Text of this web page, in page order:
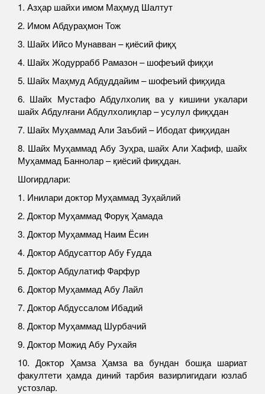
1. Азҳар шайхи имом Маҳмуд Шалтут
2. Имом Абдураҳмон Тож
3. Шайх Ийсо Мунавван – қиёсий фиқҳ
4. Шайх Жодуррабб Рамазон – шофеъий фиқҳи
5. Шайх Маҳмуд Абдуддайим – шофеъий фиқҳида
6. Шайх Мустафо Абдулхолиқ ва у кишини укалари
шайх Абдулғани Абдулхолиқлар – усулул фиқҳдан
7. Шайх Муҳаммад Али Заъбий – Ибодат фиқҳидан
8. Шайх Муҳаммад Абу Зуҳра, шайх Али Хафиф, шайх
Муҳаммад Баннолар – қиёсий фиқҳдан.
Шогирдлари:
1. Инилари доктор Муҳаммад Зуҳайлий
2. Доктор Муҳаммад Форуқ Ҳамада
3. Доктор Муҳаммад Наим Ёсин
4. Доктор Абдусаттор Абу Ғудда
5. Доктор Абдулатиф Фарфур
6. Доктор Муҳаммад Абу Лайл
7. Доктор Абдуссалом Ибадий
8. Доктор Муҳаммад Шурбачий
9. Доктор Можид Абу Рухайя
10. Доктор Ҳамза Ҳамза ва бундан бошқа шариат
факултети ҳамда диний тарбия вазирлигидаги юзлаб
устозлар.